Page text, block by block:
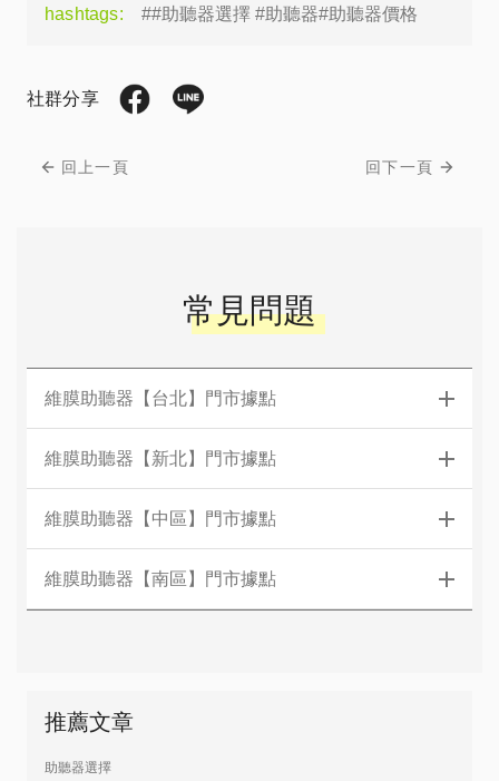
hashtags: ##助聽器選擇 #助聽器#助聽器價格
社群分享
回上一頁 回下一頁
常見問題
維膜助聽器【台北】門市據點
維膜助聽器【新北】門市據點
維膜助聽器【中區】門市據點
維膜助聽器【南區】門市據點
推薦文章
助聽器選擇